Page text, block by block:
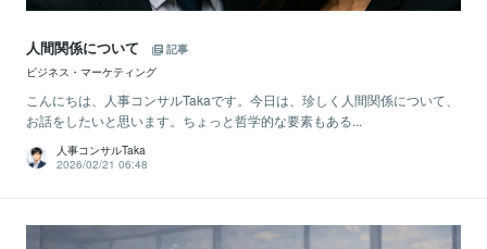
人間関係について
記事
ビジネス・マーケティング
こんにちは、人事コンサルTakaです。今日は、珍しく人間関係について、
お話をしたいと思います。ちょっと哲学的な要素もある...
人事コンサルTaka
2026/02/21 06:48